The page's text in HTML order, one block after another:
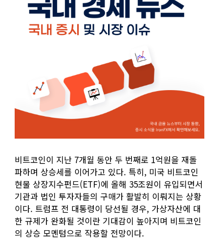
비트코인이 지난 7개월 동안 두 번째로 1억원을 재돌
파하며 상승세를 이어가고 있다. 특히, 미국 비트코인
현물 상장지수펀드(ETF)에 올해 35조원이 유입되면서
기관과 법인 투자자들의 구매가 활발히 이뤄지는 상황
이다. 트럼프 전 대통령이 당선될 경우, 가상자산에 대
한 규제가 완화될 것이란 기대감이 높아지며 비트코인
의 상승 모멘텀으로 작용할 전망이다.